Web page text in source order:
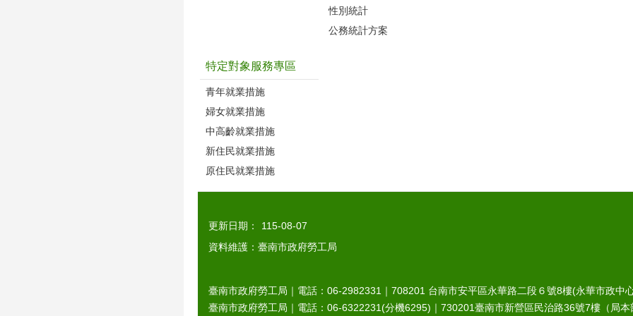
性別統計
公務統計方案
特定對象服務專區
青年就業措施
婦女就業措施
中高齡就業措施
新住民就業措施
原住民就業措施
更新日期：
115-08-07
資料維護：臺南市政府勞工局
臺南市政府勞工局｜電話：06-2982331｜ 708201 台南市安平區永華路二段６號8樓(永華市政中
臺南市政府勞工局｜電話：06-6322231(分機6295)｜ 730201臺南市新營區民治路36號7樓（局本